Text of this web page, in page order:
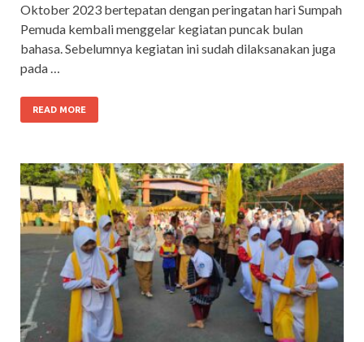
Oktober 2023 bertepatan dengan peringatan hari Sumpah
Pemuda kembali menggelar kegiatan puncak bulan
bahasa. Sebelumnya kegiatan ini sudah dilaksanakan juga
pada …
READ MORE